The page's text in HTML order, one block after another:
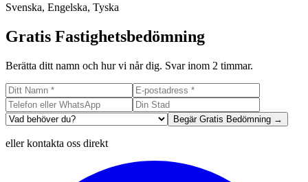
Svenska, Engelska, Tyska
Gratis Fastighetsbedömning
Berätta ditt namn och hur vi når dig. Svar inom 2 timmar.
Begär Gratis Bedömning →
eller kontakta oss direkt